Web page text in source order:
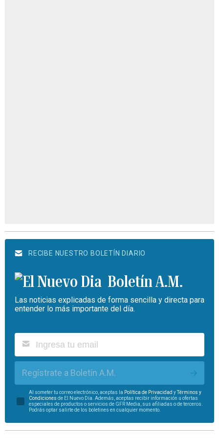
RECIBE NUESTRO BOLETÍN DIARIO
Boletín A.M.
Las noticias explicadas de forma sencilla y directa para
entender lo más importante del día.
Regístrate a Boletín A.M.
Al someter tu correo electrónico, aceptas la Política de Privacidad yTérminos y
Condiciones de El Nuevo Día. Además, aceptas recibir información u ofertas
especiales de productos o servicios de GFR Media, sus afiliadas o de terceros.
Podrás optar salirte de los boletines en cualquier momento.